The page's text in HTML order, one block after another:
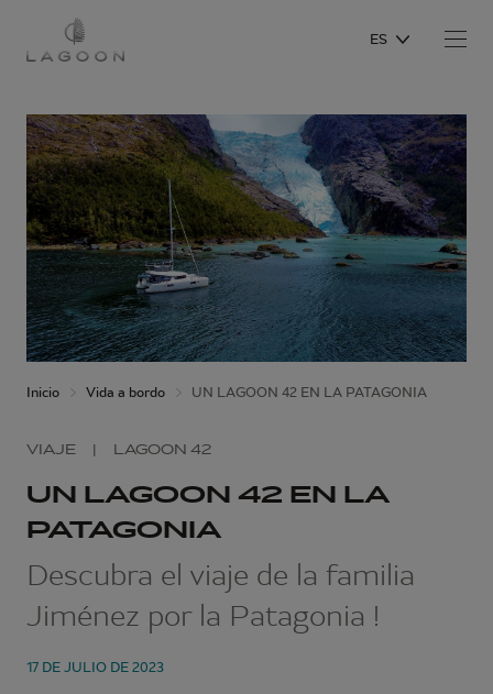
ES
Inicio Vida a bordo UN LAGOON 42 EN LA PATAGONIA
VIAJE | LAGOON 42
UN LAGOON 42 EN LA
PATAGONIA
Descubra el viaje de la familia
Jiménez por la Patagonia !
17 DE JULIO DE 2023